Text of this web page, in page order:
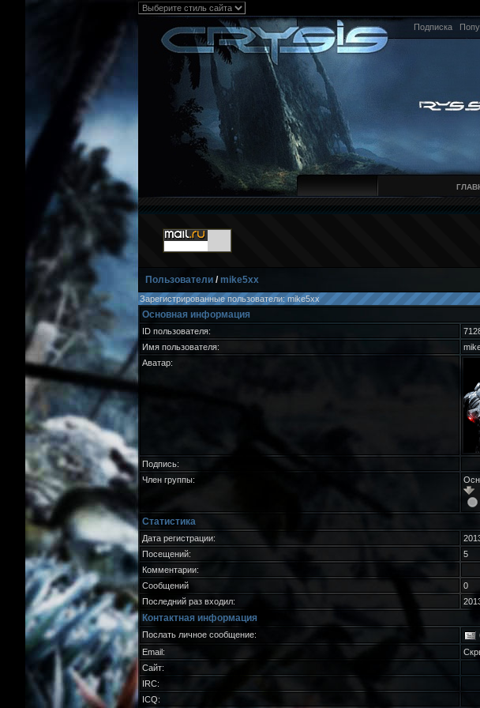
Подписка
Пользователи/mike5xx
Зарегистрированные пользователи: mike5xx
Основная информация
ID пользователя:
Имя пользователя:
Аватар:
Подпись:
Член группы:
Статистика
Дата регистрации:
Посещений:
5
Комментарии:
Сообщений
0
Последний раз входил:
Контактная информация
Послать личное сообщение:
Email:
Сайт:
IRC:
ICQ: